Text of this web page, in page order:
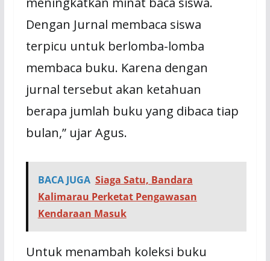
Dengan Jurnal membaca siswa
terpicu untuk berlomba-lomba
membaca buku. Karena dengan
jurnal tersebut akan ketahuan
berapa jumlah buku yang dibaca tiap
bulan,” ujar Agus.
BACA JUGA Siaga Satu, Bandara
Kalimarau Perketat Pengawasan
Kendaraan Masuk
Untuk menambah koleksi buku